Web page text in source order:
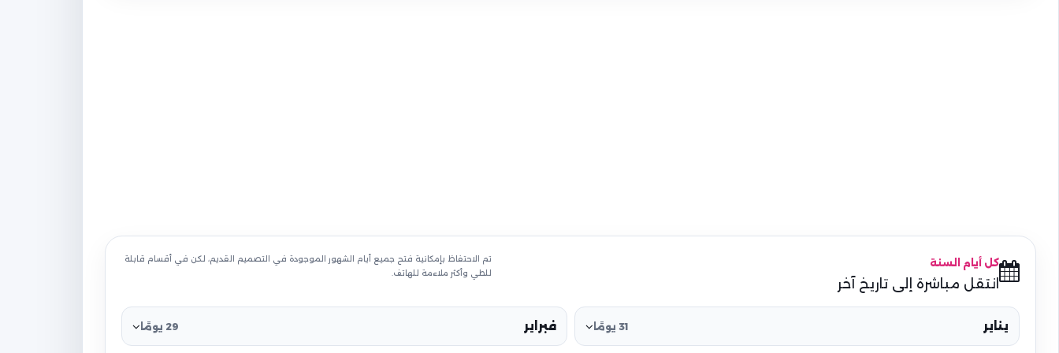
كل أيام السنة
انتقل مباشرة إلى تاريخ آخر
تم الاحتفاظ بإمكانية فتح جميع أيام الشهور الموجودة في التصميم القديم، لكن في أقسام قابلة
للطي وأكثر ملاءمة للهاتف.
يناير 31 يومًا فبراير 29 يومًا